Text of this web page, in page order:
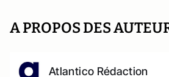
A PROPOS DES
Atlantico Rédaction